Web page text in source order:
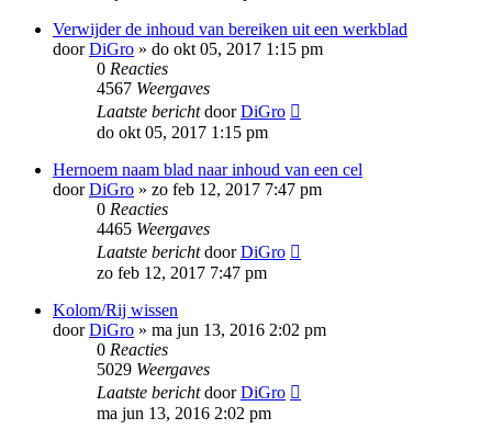
Verwijder de inhoud van bereiken uit een werkblad
doorDiGro » do okt 05, 2017 1:15 pm
0 Reacties
4567 Weergaves
Laatste berichtdoorDiGro
do okt 05, 2017 1:15 pm
Hernoem naam blad naar inhoud van een cel
doorDiGro » zo feb 12, 2017 7:47 pm
0 Reacties
4465 Weergaves
Laatste berichtdoorDiGro
zo feb 12, 2017 7:47 pm
Kolom/Rij wissen
doorDiGro » ma jun 13, 2016 2:02 pm
0 Reacties
5029 Weergaves
Laatste berichtdoorDiGro
ma jun 13, 2016 2:02 pm